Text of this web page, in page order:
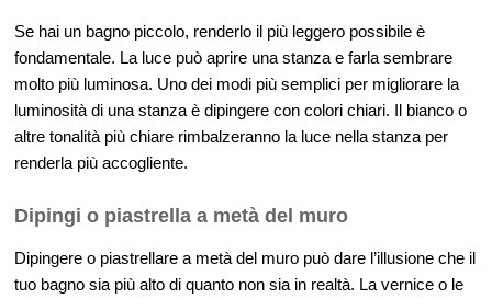
Se hai un bagno piccolo, renderlo il più leggero possibile è
fondamentale. La luce può aprire una stanza e farla sembrare
molto più luminosa. Uno dei modi più semplici per migliorare la
luminosità di una stanza è dipingere con colori chiari. Il bianco o
altre tonalità più chiare rimbalzeranno la luce nella stanza per
renderla più accogliente.
Dipingi o piastrella a metà del muro
Dipingere o piastrellare a metà del muro può dare l’illusione che il
tuo bagno sia più alto di quanto non sia in realtà. La vernice o le